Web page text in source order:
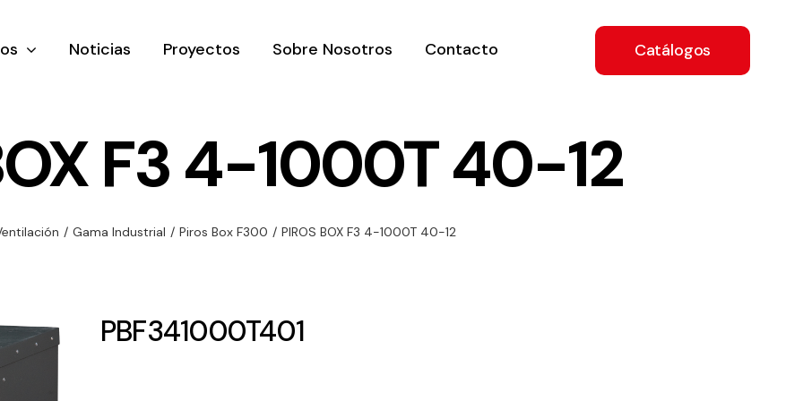
y
de
y
Ventilación
ventilación
Iluminación
Noticias Proyectos Sobre Nosotros Contacto Catálogos
F3 4-1000T 40-12
/ Gama Industrial / Piros Box F300 / PIROS BOX F3 4-1000T 40-12
PBF341000T401